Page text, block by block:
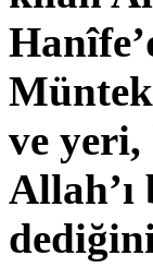
ve yeri,